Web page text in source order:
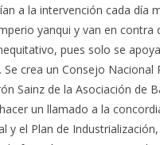
a la intervención cada día
yanqui y van en contra
pues solo se
Se crea un Consejo Nacional
Sainz de la Asociación de
un llamado a la
y el Plan de